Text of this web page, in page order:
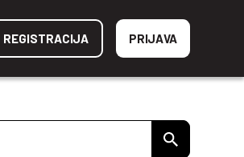
REGISTRACIJA PRIJAVA